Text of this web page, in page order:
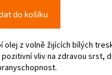
do košíku
olej z volně žijících bílých
vliv na zdravou srst,